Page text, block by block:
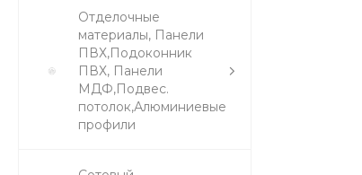
Отделочные
материалы, Панели
ПВХ,Подоконник
ПВХ, Панели
МДФ,Подвес.
потолок,Алюминиевые
профили